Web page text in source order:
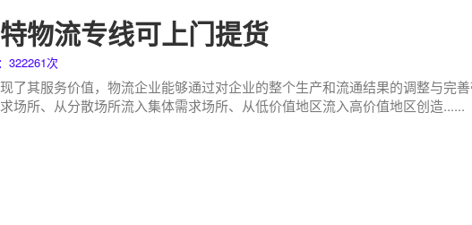
物流专线可上门提货
322261次
了其服务价值，物流企业能够通过对企业的整个生产和流通结果的调整与完
场所、从分散场所流入集体需求场所、从低价值地区流入高价值地区创造......